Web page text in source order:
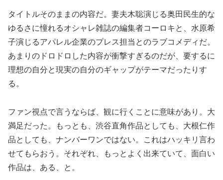
タイトルそのままの内容だ。妻夫木聡演じる奥田民生的な
ゆるさに憧れるオシャレ雑誌の編集者コーロキと、水原希
子演じるアパレル企業のプレス担当とのラブコメディだ。
あまりのドロドロした内容が衝撃すぎるのだが、要するに
理想の自分と現実の自分のギャップがテーマだったりす
る。
ファン視点で言うならば、観に行くことに意味があり。大
満足だった。もっとも、渋谷直角作品としても、大根仁作
品としても、ナンバーワンではない。これはハッキリ言わ
せてもらおう。それぞれ、もっとよく出来ていて、面白い
作品は、ある、と。